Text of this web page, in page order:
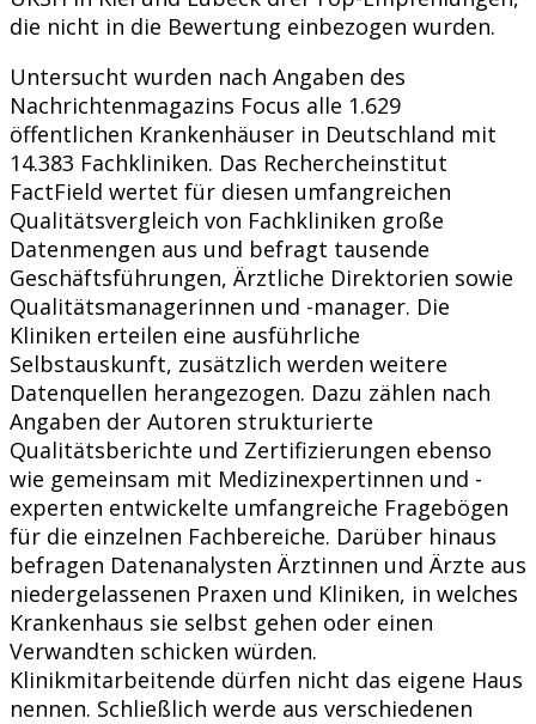
die nicht in die Bewertung einbezogen wurden.
Untersucht wurden nach Angaben des
Nachrichtenmagazins Focus alle 1.629
öffentlichen Krankenhäuser in Deutschland mit
14.383 Fachkliniken. Das Rechercheinstitut
FactField wertet für diesen umfangreichen
Qualitätsvergleich von Fachkliniken große
Datenmengen aus und befragt tausende
Geschäftsführungen, Ärztliche Direktorien sowie
Qualitätsmanagerinnen und -manager. Die
Kliniken erteilen eine ausführliche
Selbstauskunft, zusätzlich werden weitere
Datenquellen herangezogen. Dazu zählen nach
Angaben der Autoren strukturierte
Qualitätsberichte und Zertifizierungen ebenso
wie gemeinsam mit Medizinexpertinnen und -
experten entwickelte umfangreiche Fragebögen
für die einzelnen Fachbereiche. Darüber hinaus
befragen Datenanalysten Ärztinnen und Ärzte aus
niedergelassenen Praxen und Kliniken, in welches
Krankenhaus sie selbst gehen oder einen
Verwandten schicken würden.
Klinikmitarbeitende dürfen nicht das eigene Haus
nennen. Schließlich werde aus verschiedenen